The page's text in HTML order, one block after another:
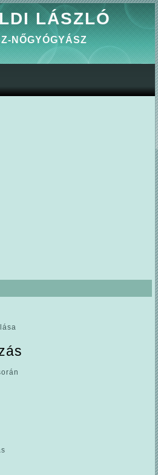
LÁSZLÓ
NŐGYÓGYÁSZ